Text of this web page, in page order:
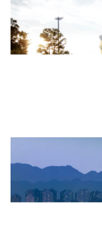
广告投放
关于我们